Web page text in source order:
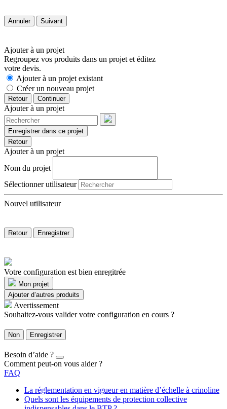
Annuler Suivant
Ajouter à un projet
Regroupez vos produits dans un projet et éditez
votre devis.
Ajouter à un projet existant
Créer un nouveau projet
Retour Continuer
Ajouter à un projet
Enregistrer dans ce projet
Retour
Ajouter à un projet
Nom du projet
Sélectionner utilisateur
Nouvel utilisateur
Retour Enregistrer
Votre configuration est bien enregitrée
Mon projet
Ajouter d’autres produits
Avertissement
Souhaitez-vous valider votre configuration en cours ?
Non Enregistrer
Besoin d’aide ?
Comment peut-on vous aider ?
FAQ
La réglementation en vigueur en matière d’échelle à crinoline
Quels sont les équipements de protection collective